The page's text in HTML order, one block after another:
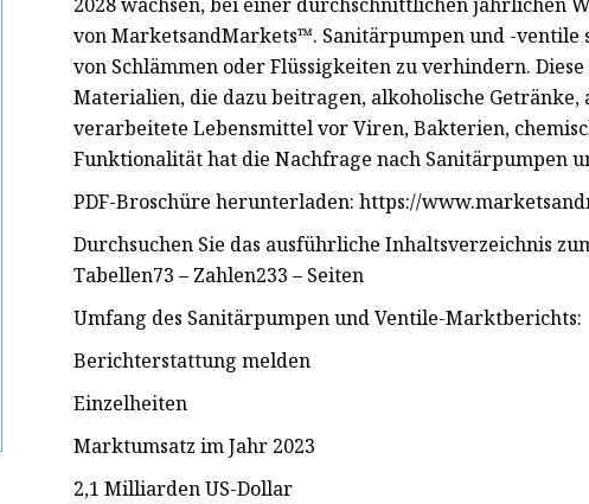
2028 wachsen, bei einer durchschnittlichen jährlichen
von MarketsandMarkets™. Sanitärpumpen und -ventile
von Schlämmen oder Flüssigkeiten zu verhindern.
Materialien, die dazu beitragen, alkoholische
verarbeitete Lebensmittel vor Viren, Bakterien,
Funktionalität hat die Nachfrage nach Sanitärpumpen
PDF-Broschüre herunterladen: https://
Durchsuchen Sie das ausführliche Inhaltsverzeichnis
Tabellen73 – Zahlen233 – Seiten
Umfang des Sanitärpumpen und Ventile-Marktberichts:
Berichterstattung melden
Einzelheiten
Marktumsatz im Jahr 2023
2,1 Milliarden US-Dollar